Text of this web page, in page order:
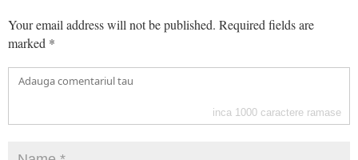
Your email address will not be published. Required fields are
marked *
inca 1000 caractere ramase